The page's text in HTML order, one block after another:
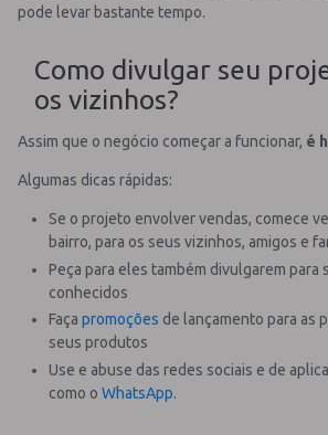
pode levar bastante tempo.
Como divulgar seu
os vizinhos?
Assim que o negócio começar a funcionar, é
Algumas dicas rápidas:
Se o projeto envolver vendas, comece
bairro, para os seus vizinhos, amigos e
Peça para eles também divulgarem para
conhecidos
Faça promoções de lançamento para as
seus produtos
Use e abuse das redes sociais e de
como o WhatsApp.